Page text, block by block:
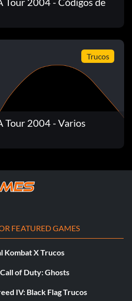
Trucos
Tour 2004 - Varios
FEATURED GAMES
Kombat X Trucos
of Duty: Ghosts
IV: Black Flag Trucos